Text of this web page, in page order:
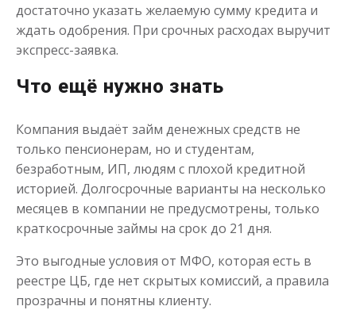
Одобряют всем
Сумма
Получить
Деньги на карту
достаточно указать желаемую сумму кредита и
ждать одобрения. При срочных расходах выручит
экспресс-заявка.
Что ещё нужно знать
Компания выдаёт займ денежных средств не
только пенсионерам, но и студентам,
безработным, ИП, людям с плохой кредитной
историей. Долгосрочные варианты на несколько
месяцев в компании не предусмотрены, только
краткосрочные займы на срок до 21 дня.
Это выгодные условия от МФО, которая есть в
реестре ЦБ, где нет скрытых комиссий, а правила
прозрачны и понятны клиенту.